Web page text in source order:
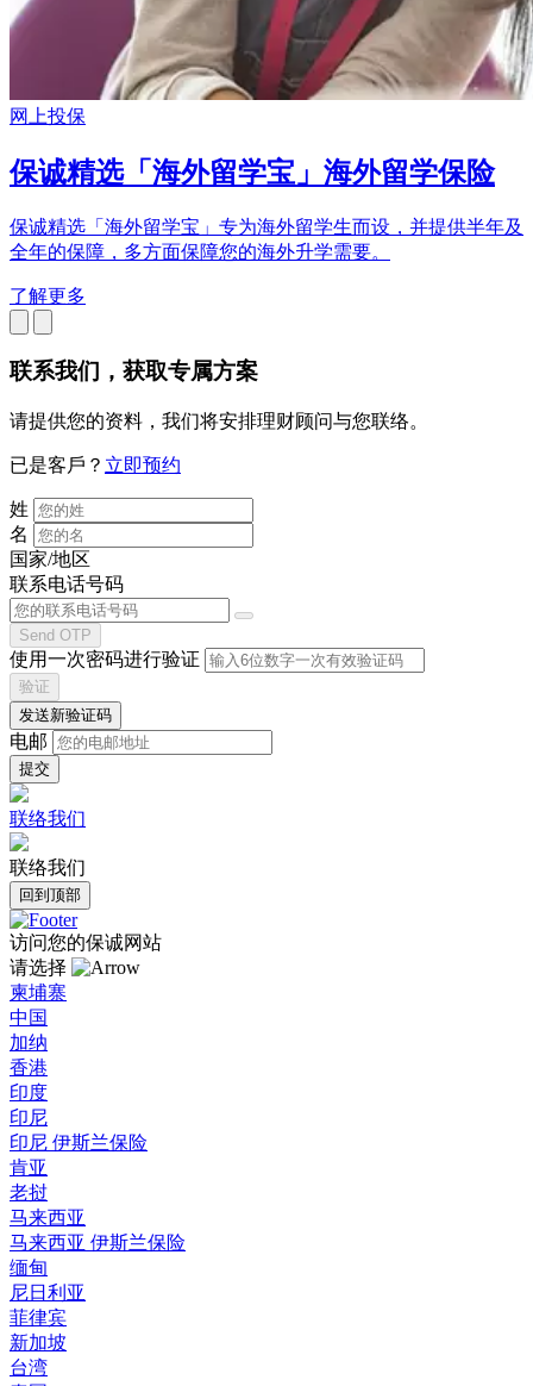
网上投保
保诚精选「海外留学宝」海外留学保险
保诚精选「海外留学宝」专为海外留学生而设，并提供半年及
全年的保障，多方面保障您的海外升学需要。
了解更多
联系我们 ，获取专属方案
请提供您的资料，我们将安排理财顾问与您联络。
已是客戶？ 立即预约
姓
名
国家/地区
联系电话号码
Send OTP
使用一次密码进行验证
验证
发送新验证码
电邮
联络我们
联络我们
回到顶部
访问您的保诚网站
请选择
柬埔寨
中国
加纳
香港
印度
印尼
印尼 伊斯兰保险
肯亚
老挝
马来西亚
马来西亚 伊斯兰保险
缅甸
尼日利亚
菲律宾
新加坡
台湾